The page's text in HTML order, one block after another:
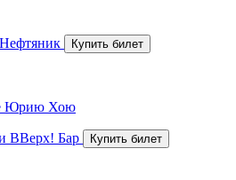
Юрию Хою
ВВерх! Бар